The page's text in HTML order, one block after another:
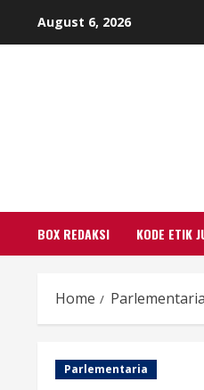
August 6, 2026
BOX REDAKSI KODE ETIK
Home Parlementaria
Parlementaria